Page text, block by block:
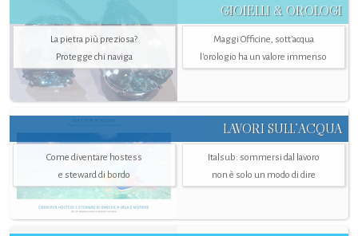
GIOIELLI & OROLOGI
La pietra più preziosa?
Protegge chi naviga
Maggi Officine, sott’acqua
l'orologio ha un valore immenso
LAVORI SULL’ACQUA
Come diventare hostess
e steward di bordo
Italsub: sommersi dal lavoro
non è solo un modo di dire